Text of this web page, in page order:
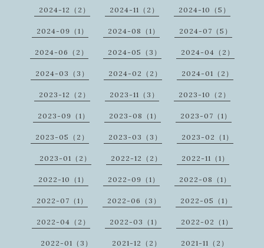
2024-12（2） 2024-11（2） 2024-10（5）
2024-09（1） 2024-08（1） 2024-07（5）
2024-06（2） 2024-05（3） 2024-04（2）
2024-03（3） 2024-02（2） 2024-01（2）
2023-12（2） 2023-11（3） 2023-10（2）
2023-09（1） 2023-08（1） 2023-07（1）
2023-05（2） 2023-03（3） 2023-02（1）
2023-01（2） 2022-12（2） 2022-11（1）
2022-10（1） 2022-09（1） 2022-08（1）
2022-07（1） 2022-06（3） 2022-05（1）
2022-04（2） 2022-03（1） 2022-02（1）
2022-01（3） 2021-12（2） 2021-11（2）